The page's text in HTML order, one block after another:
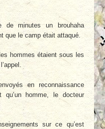
de minutes un brouhaha
que le camp était attaqué.
hommes étaient sous les
en reconnaissance
homme, le docteur
sur ce qu’est